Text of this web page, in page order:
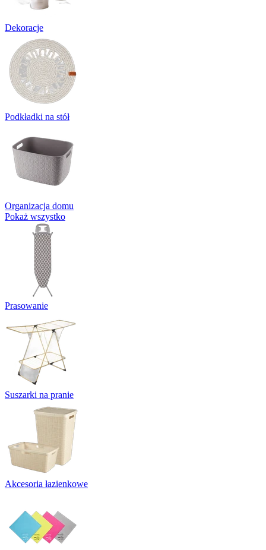
Dekoracje
Podkładki na stół
Organizacja domu
Pokaż wszystko
Prasowanie
Suszarki na pranie
Akcesoria łazienkowe